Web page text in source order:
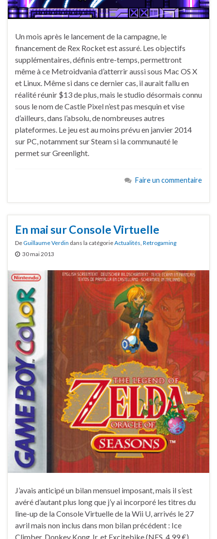
Un mois après le lancement de la campagne, le
financement de Rex Rocket est assuré. Les objectifs
supplémentaires, définis entre-temps, permettront
même à ce Metroidvania d’atterrir aussi sous Mac OS X
et Linux. Même si dans ce dernier cas, il aurait fallu en
réalité réunir $13 de plus, mais le studio désormais connu
sous le nom de Castle Pixel n’est pas mesquin et vise
d’ailleurs, dans l’absolu, de nombreuses autres
plateformes. Le jeu est au moins prévu en janvier 2014
sur PC, notamment sur Steam si la communauté le
permet sur Greenlight.
Faire un commentaire
En mai sur Console Virtuelle
DeGuillaume Verdin dans la catégorieActualités Retrogaming
30 mai 2013
J’avais anticipé un bilan mensuel imposant, mais il s’est
avéré d’autant plus long que j’y ai incorporé les titres du
line-up de la Console Virtuelle de la Wii U, arrivés le 27
avril mais non inclus dans mon bilan précédent : Ice
Climber, Donkey Kong Jr. et Excitebike (NES, 4,99 €),